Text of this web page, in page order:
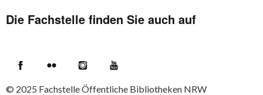
Die Fachstelle finden Sie auch auf
© 2025 Fachstelle Öffentliche Bibliotheken NRW